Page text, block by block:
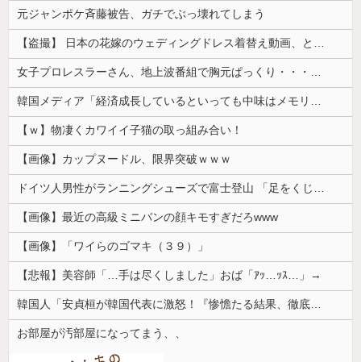
元ジャンポケ斉藤被告、ガチでぶっ壊れてしまう
【盗撮】 日本の花嫁のウェディングドレス着替え動画、とんでもない神乳だと海外で話題に
女子プロレスラーさん、地上波番組で胸元ぱっくり・・・（※画像あり）
韓国メディア「経済成長しているといっても中味はメモリ価格だけ。雇用増加見通しが半減してしまった」……韓国の内需不況は根強い状況っすね
【ｗ】物凄くカワイイ子猫の取っ組み合い！
【画像】カップヌードル、限界突破ｗｗｗ
ドイツ人男性がランニングシューズで富士登山 「足をくじいて動けない」
【画像】最近の高級ミニバンの顔キモすぎだろwww
【画像】「ワイらのゴマキ（３９）」
【悲報】美容師「…手は尽くしました」おば「ｱｯ…ｯｽ…」→
韓国人「安貞桓が韓国代表に激怒！『惨憺たる結果、徹底的な刷新が必要だ』と監督や協会を痛烈批判」
お部屋が汚部屋になってまう、、